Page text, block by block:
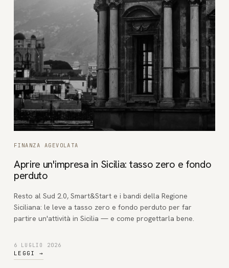
FINANZA AGEVOLATA
Aprire un'impresa in Sicilia: tasso zero e fondo
perduto
Resto al Sud 2.0, Smart&Start e i bandi della Regione
Siciliana: le leve a tasso zero e fondo perduto per far
partire un'attività in Sicilia — e come progettarla bene.
6 LUGLIO 2026
LEGGI →